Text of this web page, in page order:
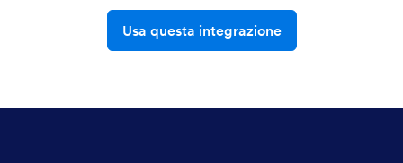
Usa questa integrazione